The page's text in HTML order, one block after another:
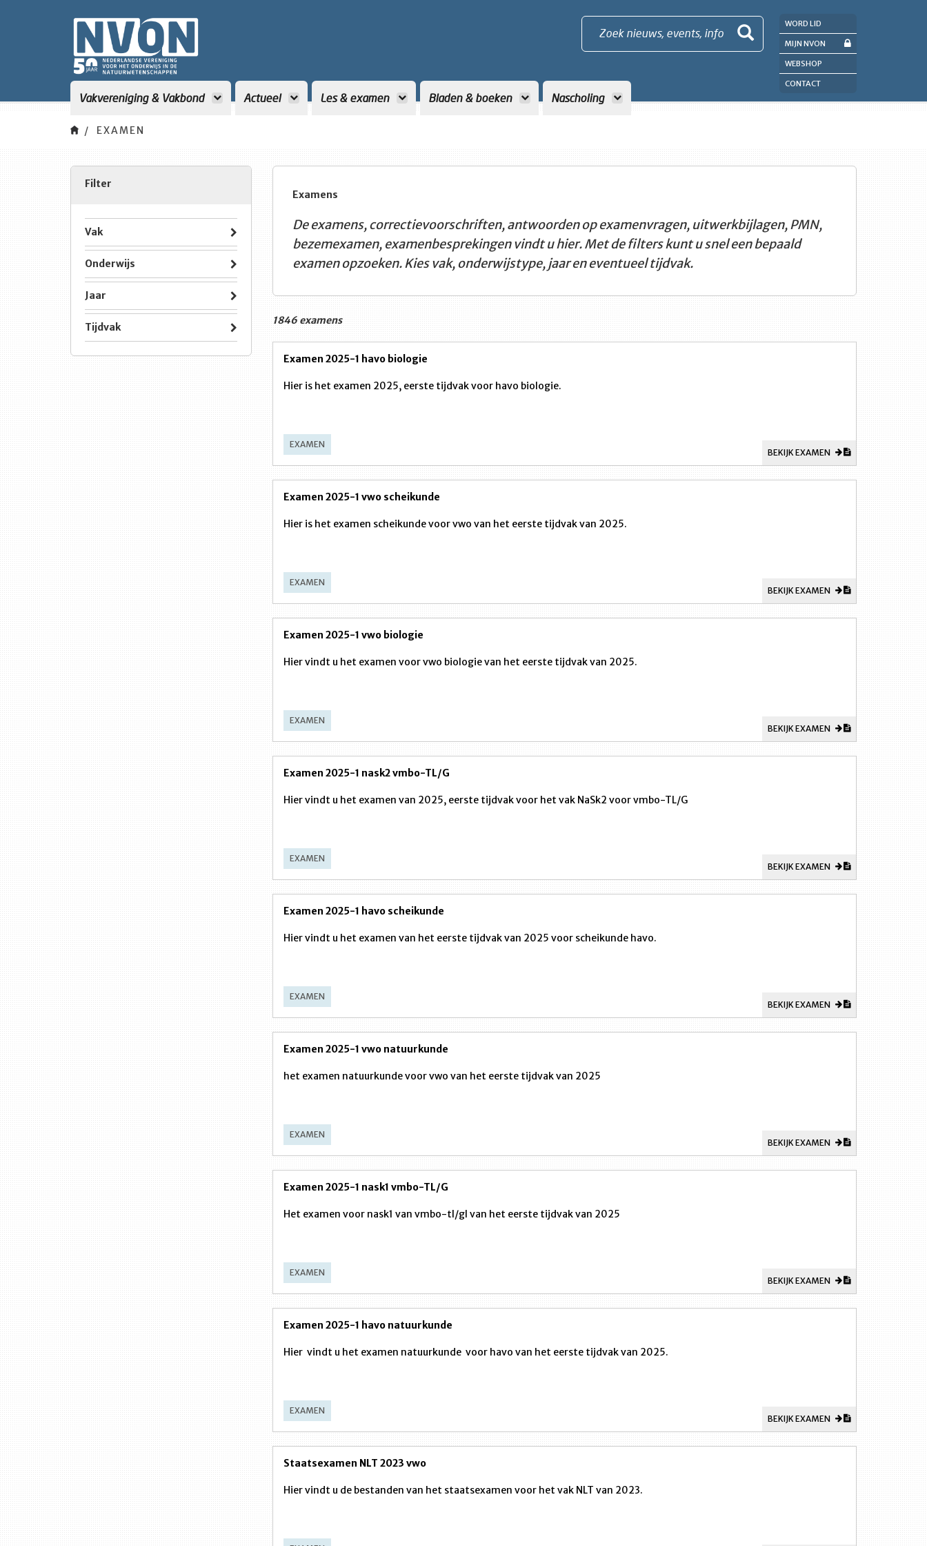
Zoek nieuws, events, info
Vakvereniging & Vakbond Actueel Les & examen Bladen & boeken Nascholing
WORD LID
MIJN NVON
WEBSHOP
CONTACT
EXAMEN
Filter
Vak
Onderwijs
Jaar
Tijdvak
Examens
De examens, correctievoorschriften, antwoorden op examenvragen, uitwerkbijlagen, PMN,
bezemexamen, examenbesprekingen vindt u hier. Met de filters kunt u snel een bepaald
examen opzoeken. Kies vak, onderwijstype, jaar en eventueel tijdvak.
1846 examens
Examen 2025-1 havo biologie
Hier is het examen 2025, eerste tijdvak voor havo biologie.
EXAMEN
BEKIJK EXAMEN
Examen 2025-1 vwo scheikunde
Hier is het examen scheikunde voor vwo van het eerste tijdvak van 2025.
EXAMEN
BEKIJK EXAMEN
Examen 2025-1 vwo biologie
Hier vindt u het examen voor vwo biologie van het eerste tijdvak van 2025.
EXAMEN
BEKIJK EXAMEN
Examen 2025-1 nask2 vmbo-TL/G
Hier vindt u het examen van 2025, eerste tijdvak voor het vak NaSk2 voor vmbo-TL/G
EXAMEN
BEKIJK EXAMEN
Examen 2025-1 havo scheikunde
Hier vindt u het examen van het eerste tijdvak van 2025 voor scheikunde havo.
EXAMEN
BEKIJK EXAMEN
Examen 2025-1 vwo natuurkunde
het examen natuurkunde voor vwo van het eerste tijdvak van 2025
EXAMEN
BEKIJK EXAMEN
Examen 2025-1 nask1 vmbo-TL/G
Het examen voor nask1 van vmbo-tl/gl van het eerste tijdvak van 2025
EXAMEN
BEKIJK EXAMEN
Examen 2025-1 havo natuurkunde
Hier vindt u het examen natuurkunde voor havo van het eerste tijdvak van 2025.
EXAMEN
BEKIJK EXAMEN
Staatsexamen NLT 2023 vwo
Hier vindt u de bestanden van het staatsexamen voor het vak NLT van 2023.